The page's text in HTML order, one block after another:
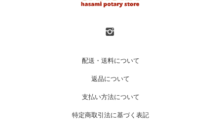
配送・送料について
返品について
支払い方法について
特定商取引法に基づく表記